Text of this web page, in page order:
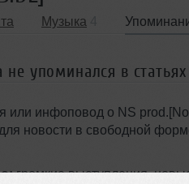
Музыка
упоминался в
или инфоповод о NS
новости в свободной
громкие выступления,